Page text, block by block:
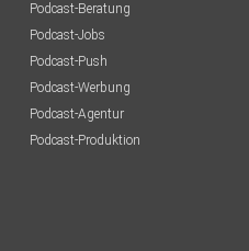
Podcast-Beratung
Podcast-Jobs
Podcast-Push
Podcast-Werbung
Podcast-Agentur
Podcast-Produktion